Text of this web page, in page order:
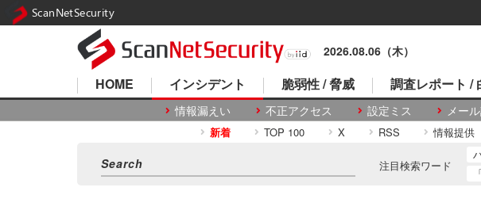
2026.08.06（木）
HOME インシデント
情報漏えい 不正アクセス 設定ミス メー
脆弱性 / 脅威 調査レポート /
新着 TOP 100 X RSS 情報提供
注目検索ワード
ScanNetSecurity